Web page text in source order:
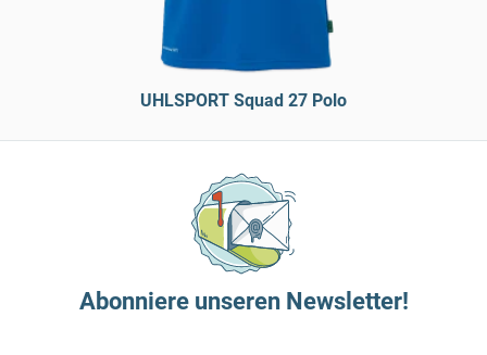
UHLSPORT Squad 27 Polo
Abonniere unseren Newsletter!